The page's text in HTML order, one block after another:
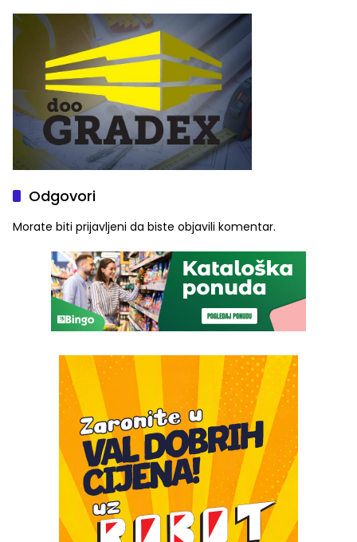
ove godine
Odgovori
Morate biti prijavljeni da biste objavili komentar.